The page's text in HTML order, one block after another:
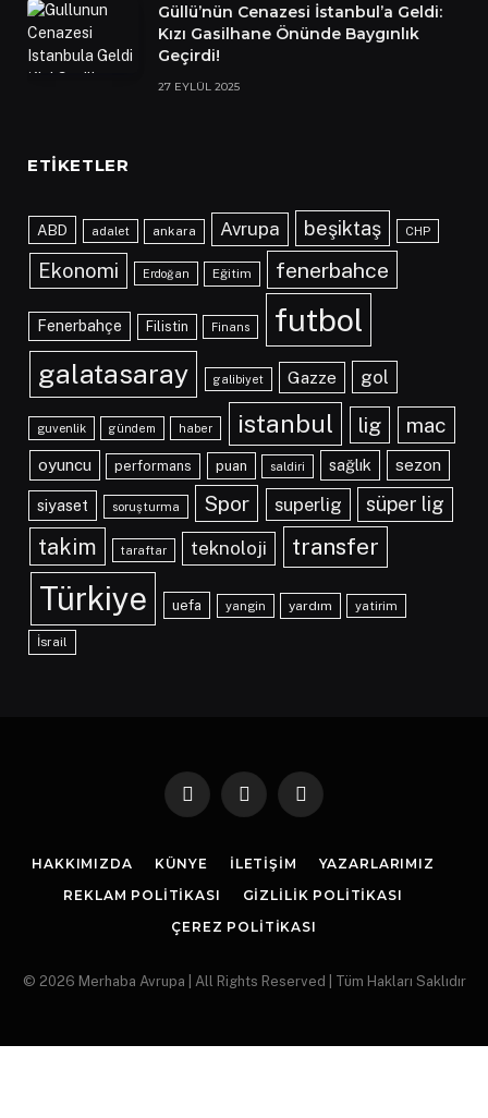
Güllü’nün Cenazesi İstanbul’a Geldi:
Kızı Gasilhane Önünde Baygınlık
Geçirdi!
27 EYLÜL 2025
ETIKETLER
ABD adalet ankara Avrupa beşiktaş CHP
Ekonomi Erdoğan Eğitim fenerbahce
Fenerbahçe Filistin Finans futbol
galatasaray galibiyet Gazze gol
guvenlik gündem haber istanbul lig mac
oyuncu performans puan saldiri sağlık sezon
siyaset soruşturma Spor superlig süper lig
takim taraftar teknoloji transfer
Türkiye uefa yangin yardım yatirim
İsrail
Facebook
X
Instagram
HAKKIMIZDA KÜNYE İLETIŞIM
YAZARLARIMIZ
REKLAM POLITIKASI
GIZLILIK POLITIKASI
ÇEREZ POLITIKASI
© 2026 Merhaba Avrupa | All Rights Reserved | Tüm Hakları Saklıdır